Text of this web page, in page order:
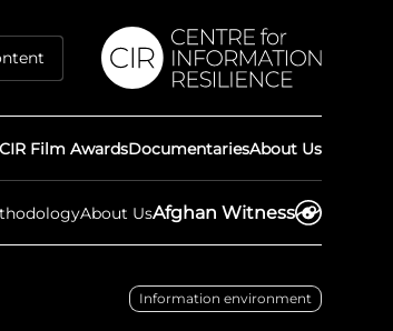
About Us
Documentaries
CIR Film Awards
Afghan Witness
About Us
Information environment